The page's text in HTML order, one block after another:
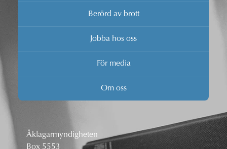
Berörd av brott
Jobba hos oss
För media
Om oss
Åklagarmyndigheten
Box 5553